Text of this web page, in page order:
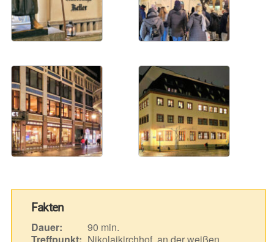
Fakten
Dauer:
90 min.
Treffpunkt: Nikolaikirchhof, an der weißen